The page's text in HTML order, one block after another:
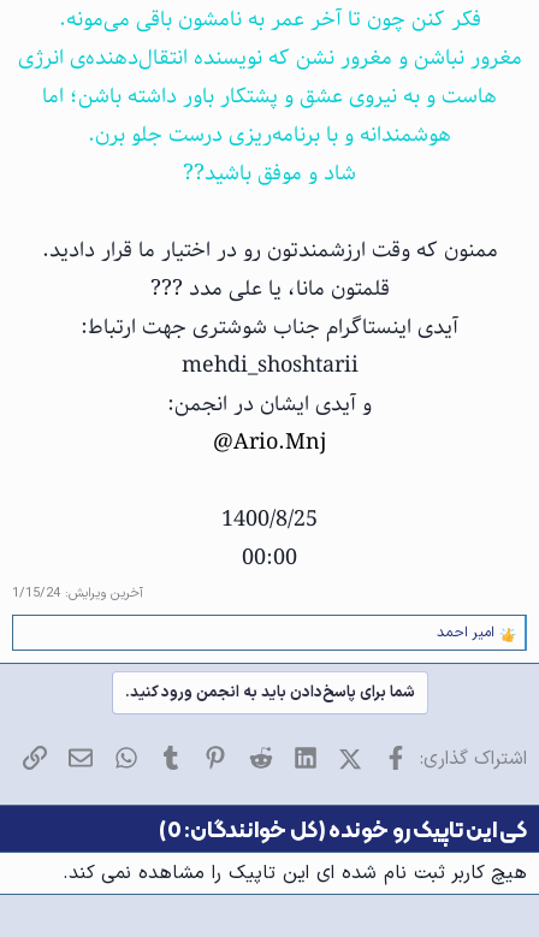
فکر کنن چون تا آخر عمر به نامشون باقی می‌مونه.
مغرور نباشن و مغرور نشن که نویسنده انتقال‌دهنده‌ی انرژی
هاست و به نیروی عشق و پشتکار باور داشته باشن؛ اما
هوشمندانه و با برنامه‌ریزی درست جلو برن.
شاد و موفق باشید??
ممنون که وقت ارزشمندتون رو در اختیار ما قرار دادید.
قلمتون مانا، یا علی مدد ???
آیدی اینستاگرام جناب شوشتری جهت ارتباط:
mehdi_shoshtarii
و آیدی ایشان در انجمن:
@Ario.Mnj
1400/8/25
00:00
آخرین ویرایش: 1/15/24
و
ا
ا
س
ن
د
ه
امیر احمد
شما برای پاسخ‌دادن باید به انجمن ورود کنید.
اشتراک گذاری: فیسبوکX (Twitter)
LinkedIn
Reddit
Pinterest
Tumblr
WhatsApp
ایمیل
کی این تاپیک رو خونده (کل خوانندگان: 0)
هیچ کاربر ثبت نام شده ای این تاپیک را مشاهده نمی کند.